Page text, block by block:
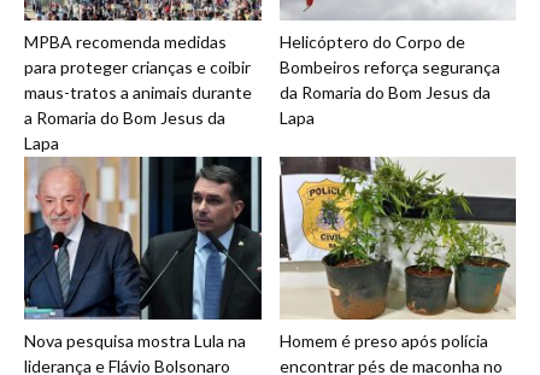
MPBA recomenda medidas
para proteger crianças e coibir
maus-tratos a animais durante
a Romaria do Bom Jesus da
Lapa
Helicóptero do Corpo de
Bombeiros reforça segurança
da Romaria do Bom Jesus da
Lapa
Nova pesquisa mostra Lula na
liderança e Flávio Bolsonaro
Homem é preso após polícia
encontrar pés de maconha no